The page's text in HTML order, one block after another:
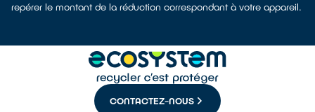
repérer le montant de la réduction correspondant à votre appareil.
CONTACTEZ-NOUS